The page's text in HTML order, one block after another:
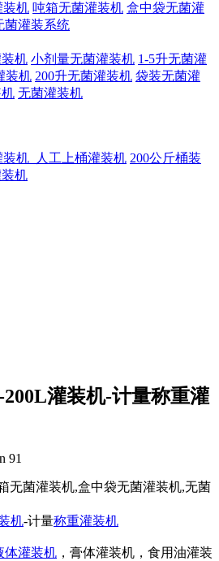
装机 吨箱无菌灌装机 盒中袋无菌灌
菌灌装系统
机 小剂量无菌灌装机 1-5升无菌灌
装机 200升无菌灌装机 袋装无菌灌
无菌灌装机
装机_人工上桶灌装机 200公斤桶装
机
灌装机-计量称重灌
91
机-计量称重灌装机
体灌装机 ，膏体灌装机，食用油灌装